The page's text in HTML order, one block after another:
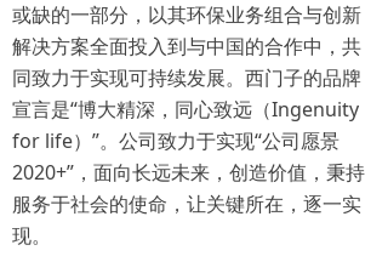
或缺的一部分，以其环保业务组合与创新
解决方案全面投入到与中国的合作中，共
同致力于实现可持续发展。西门子的品牌
宣言是“博大精深，同心致远（Ingenuity
for life）”。公司致力于实现“公司愿景
2020+”，面向长远未来，创造价值，秉持
服务于社会的使命，让关键所在，逐一实
现。